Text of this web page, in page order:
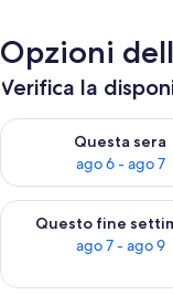
Opzioni
Verifica la
Questa sera
ago 6 - ago 7
Verifica la
Questo fine
ago 7 - ago 9
Verifica la